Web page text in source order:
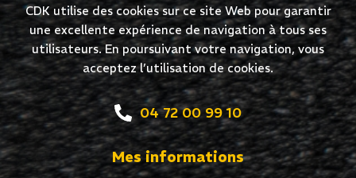
CDK utilise des cookies sur ce site Web pour garantir
une excellente expérience de navigation à tous ses
utilisateurs. En poursuivant votre navigation, vous
acceptez l’utilisation de cookies.
04 72 00 99 10
Mes informations